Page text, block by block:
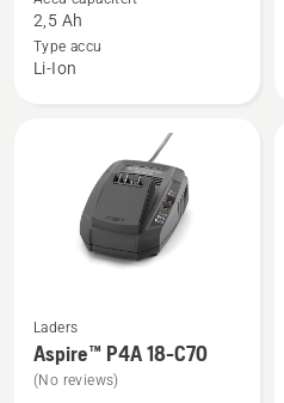
Aspire™
P4A
productbeoordeling
2,5 Ah
Type accu
Li-Ion
Bekijk
meer
details
Laders
Aspire™ P4A 18-C70
(No reviews)